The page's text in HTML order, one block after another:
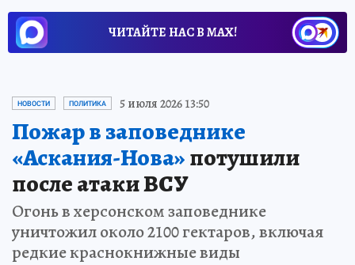
ЧИТАЙТЕ НАС В МАХ!
НОВОСТИ ПОЛИТИКА 5 июля 2026 13:50
Пожар в заповеднике
«Аскания-Нова»потушили
после атаки ВСУ
Огонь в херсонском заповеднике
уничтожил около 2100 гектаров, включая
редкие краснокнижные виды